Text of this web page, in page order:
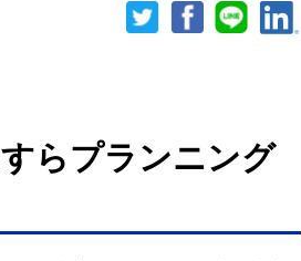
らプランニング